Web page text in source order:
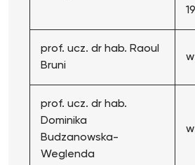
prof. ucz. dr hab. Raoul
Bruni
prof. ucz. dr hab.
Dominika
Budzanowska-
Weglenda